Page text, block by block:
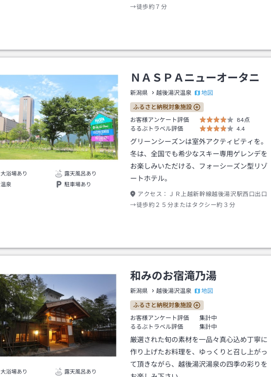
→徒歩約７分
大浴場あり
露天風呂あり
温泉
駐車場あり
ＮＡＳＰＡニューオータニ
新潟県 越後湯沢温泉 地図
ふるさと納税対象施設
お客様アンケート評価
84点
るるぶトラベル評価
4.4
グリーンシーズンは室外アクティビティを。
冬は、全国でも希少なスキー専用ゲレンデを
お楽しみいただける、フォーシーズン型リゾ
ートホテル。
アクセス：
ＪＲ上越新幹線越後湯沢駅西口出口
→徒歩約２５分またはタクシー約３分
大浴場あり
露天風呂あり
和みのお宿滝乃湯
新潟県 越後湯沢温泉 地図
ふるさと納税対象施設
お客様アンケート評価
集計中
るるぶトラベル評価
集計中
厳選された旬の素材を一品々真心込め丁寧に
作り上げたお料理を、ゆっくりと召し上がっ
て頂きながら、越後湯沢湯泉の四季の彩りを